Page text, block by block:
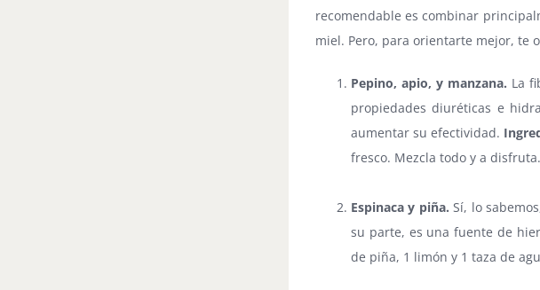
recomendable es combinar
miel. Pero, para orientarte mejor, te
Pepino, apio, y manzana. La
propiedades diuréticas e
aumentar su efectividad.
fresco. Mezcla todo y a disfruta.
Espinaca y piña. Sí, lo
su parte, es una fuente de
de piña, 1 limón y 1 taza de